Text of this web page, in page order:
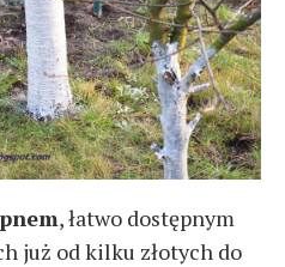
, łatwo dostępnym
już od kilku złotych do